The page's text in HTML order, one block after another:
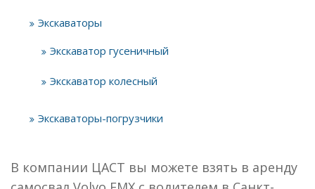
Экскаваторы
Экскаватор гусеничный
Экскаватор колесный
Экскаваторы-погрузчики
В компании ЦАСТ вы можете взять в аренду